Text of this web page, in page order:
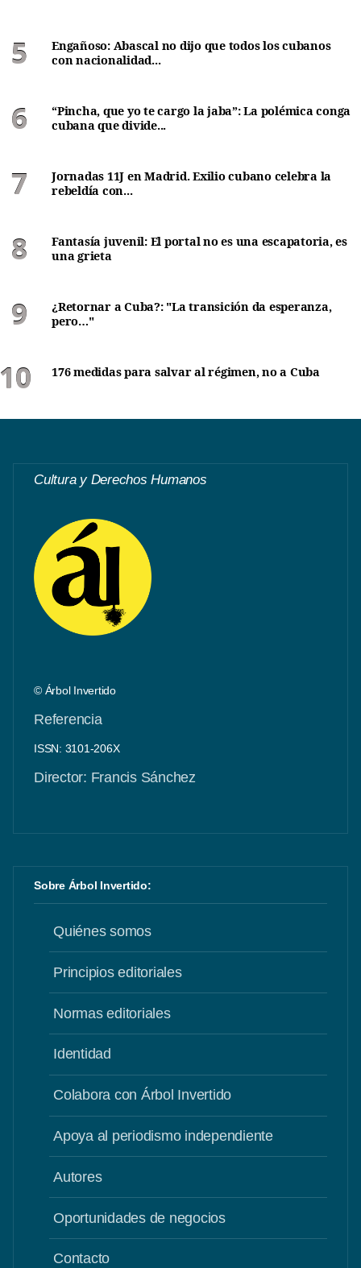
Engañoso: Abascal no dijo que todos los cubanos
con nacionalidad...
“Pincha, que yo te cargo la jaba”: La polémica conga
cubana que divide...
Jornadas 11J en Madrid. Exilio cubano celebra la
rebeldía con...
Fantasía juvenil: El portal no es una escapatoria, es
una grieta
¿Retornar a Cuba?: "La transición da esperanza,
pero…"
176 medidas para salvar al régimen, no a Cuba
Cultura y Derechos Humanos
© Árbol Invertido
Referencia
ISSN: 3101-206X
Director: Francis Sánchez
Sobre Árbol Invertido:
Quiénes somos
Principios editoriales
Normas editoriales
Identidad
Colabora con Árbol Invertido
Apoya al periodismo independiente
Autores
Oportunidades de negocios
Contacto